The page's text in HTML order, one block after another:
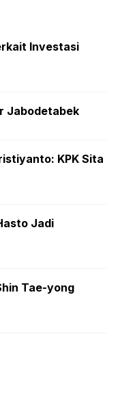
Investasi
Jabodetabek
KPK Sita
Jadi
Tae-yong